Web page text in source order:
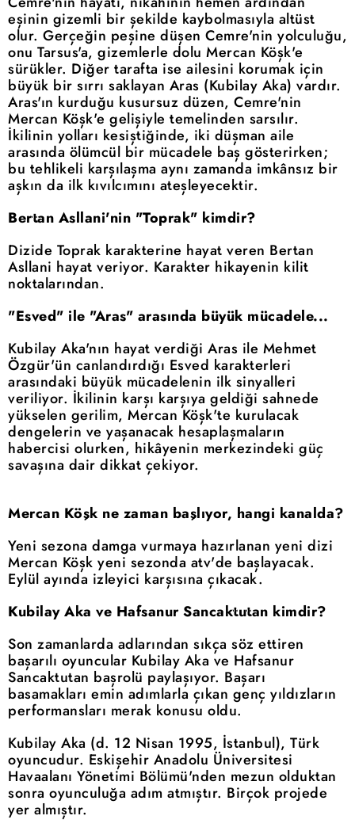
eşinin gizemli bir şekilde kaybolmasıyla altüst
olur. Gerçeğin peşine düşen Cemre'nin yolculuğu,
onu Tarsus'a, gizemlerle dolu Mercan Köşk'e
sürükler. Diğer tarafta ise ailesini korumak için
büyük bir sırrı saklayan Aras (Kubilay Aka) vardır.
Aras'ın kurduğu kusursuz düzen, Cemre'nin
Mercan Köşk'e gelişiyle temelinden sarsılır.
İkilinin yolları kesiştiğinde, iki düşman aile
arasında ölümcül bir mücadele baş gösterirken;
bu tehlikeli karşılaşma aynı zamanda imkânsız bir
aşkın da ilk kıvılcımını ateşleyecektir.
Bertan Asllani'nin "Toprak" kimdir?
Dizide Toprak karakterine hayat veren Bertan
Asllani hayat veriyor. Karakter hikayenin kilit
noktalarından.
"Esved" ile "Aras" arasında büyük mücadele...
Kubilay Aka'nın hayat verdiği Aras ile Mehmet
Özgür'ün canlandırdığı Esved karakterleri
arasındaki büyük mücadelenin ilk sinyalleri
veriliyor. İkilinin karşı karşıya geldiği sahnede
yükselen gerilim, Mercan Köşk'te kurulacak
dengelerin ve yaşanacak hesaplaşmaların
habercisi olurken, hikâyenin merkezindeki güç
savaşına dair dikkat çekiyor.
Mercan Köşk ne zaman başlıyor, hangi kanalda?
Yeni sezona damga vurmaya hazırlanan yeni dizi
Mercan Köşk yeni sezonda atv'de başlayacak.
Eylül ayında izleyici karşısına çıkacak.
Kubilay Aka ve Hafsanur Sancaktutan kimdir?
Son zamanlarda adlarından sıkça söz ettiren
başarılı oyuncular Kubilay Aka ve Hafsanur
Sancaktutan başrolü paylaşıyor. Başarı
basamakları emin adımlarla çıkan genç yıldızların
performansları merak konusu oldu.
Kubilay Aka (d. 12 Nisan 1995, İstanbul), Türk
oyuncudur. Eskişehir Anadolu Üniversitesi
Havaalanı Yönetimi Bölümü'nden mezun olduktan
sonra oyunculuğa adım atmıştır. Birçok projede
yer almıştır.